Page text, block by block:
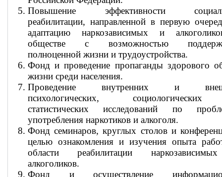
Повышение эффективности
реабилитации, направленной в первую
адаптацию наркозависимых и
обществе с возможностью
полноценной жизни и трудоустройства.
Фонд и проведение пропаганды здорового
жизни среди населения.
Проведение внутренних и
психологических,
статистических исследований по
употребления наркотиков и алкоголя.
Фонд семинаров, круглых столов и
целью ознакомления и изучения опыта
области реабилитации
алкоголиков.
Фонд и осуществление